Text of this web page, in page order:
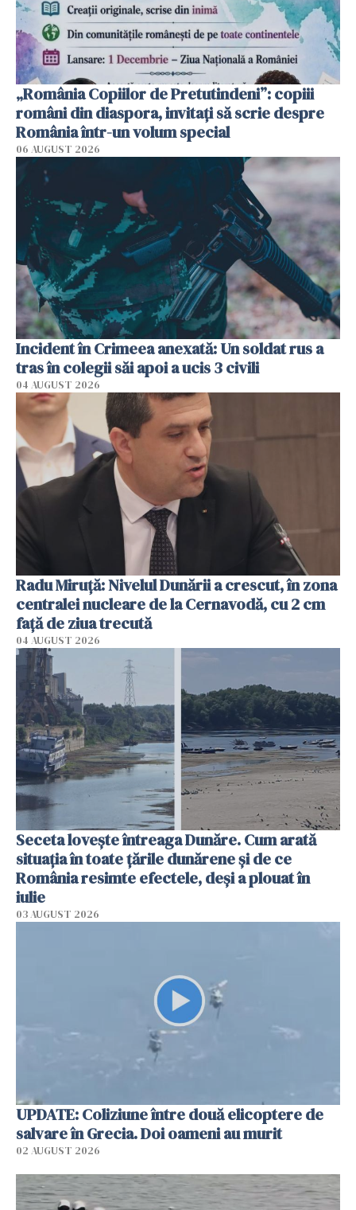
„România Copiilor de Pretutindeni”: copiii
români din diaspora, invitați să scrie despre
România într-un volum special
06 AUGUST 2026
Incident în Crimeea anexată: Un soldat rus a
tras în colegii săi apoi a ucis 3 civili
04 AUGUST 2026
Radu Miruţă: Nivelul Dunării a crescut, în zona
centralei nucleare de la Cernavodă, cu 2 cm
faţă de ziua trecută
04 AUGUST 2026
Seceta lovește întreaga Dunăre. Cum arată
situația în toate țările dunărene și de ce
România resimte efectele, deși a plouat în
iulie
03 AUGUST 2026
UPDATE: Coliziune între două elicoptere de
salvare în Grecia. Doi oameni au murit
02 AUGUST 2026